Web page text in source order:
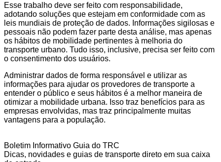
Esse trabalho deve ser feito com responsabilidade,
adotando soluções que estejam em conformidade com as
leis mundiais de proteção de dados. Informações sigilosas e
pessoais não podem fazer parte desta análise, mas apenas
os hábitos de mobilidade pertinentes à melhoria do
transporte urbano. Tudo isso, inclusive, precisa ser feito com
o consentimento dos usuários.
Administrar dados de forma responsável e utilizar as
informações para ajudar os provedores de transporte a
entender o público e seus hábitos é a melhor maneira de
otimizar a mobilidade urbana. Isso traz benefícios para as
empresas envolvidas, mas traz principalmente muitas
vantagens para a população.
Boletim Informativo Guia do TRC
Dicas, novidades e guias de transporte direto em sua caixa